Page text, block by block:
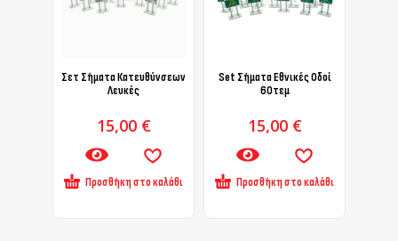
Σετ Σήματα Κατευθύνσεων
Λευκές
15,00 €
Προσθήκη στο καλάθι
Set Σήματα Εθνικές Οδοί
60τεμ
15,00 €
Προσθήκη στο καλάθι